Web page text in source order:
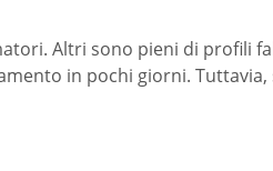
Altri sono pieni di profili
in pochi giorni.